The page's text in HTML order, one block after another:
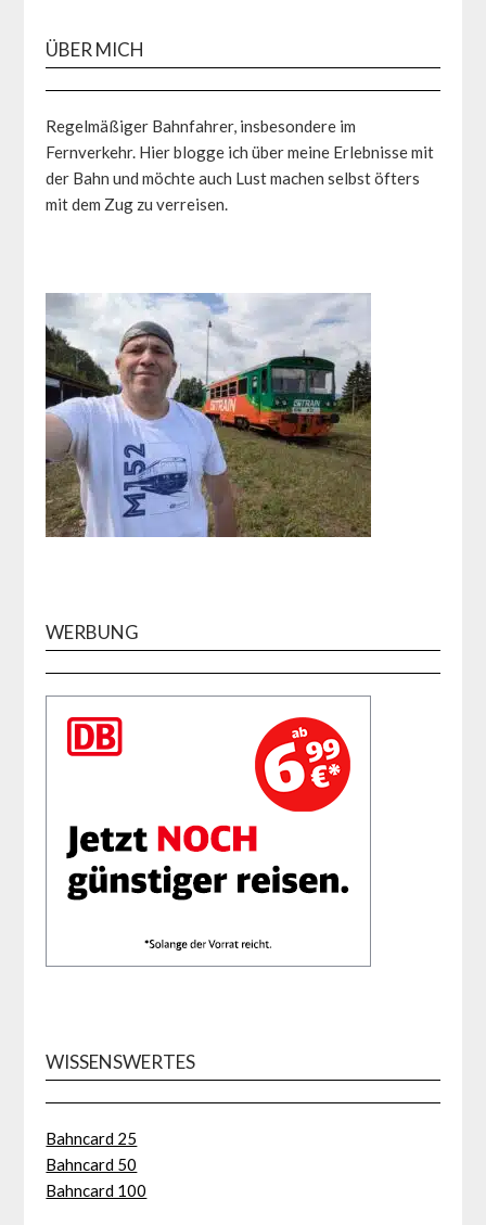
ÜBER MICH
Regelmäßiger Bahnfahrer, insbesondere im
Fernverkehr. Hier blogge ich über meine Erlebnisse mit
der Bahn und möchte auch Lust machen selbst öfters
mit dem Zug zu verreisen.
WERBUNG
WISSENSWERTES
Bahncard 25
Bahncard 50
Bahncard 100